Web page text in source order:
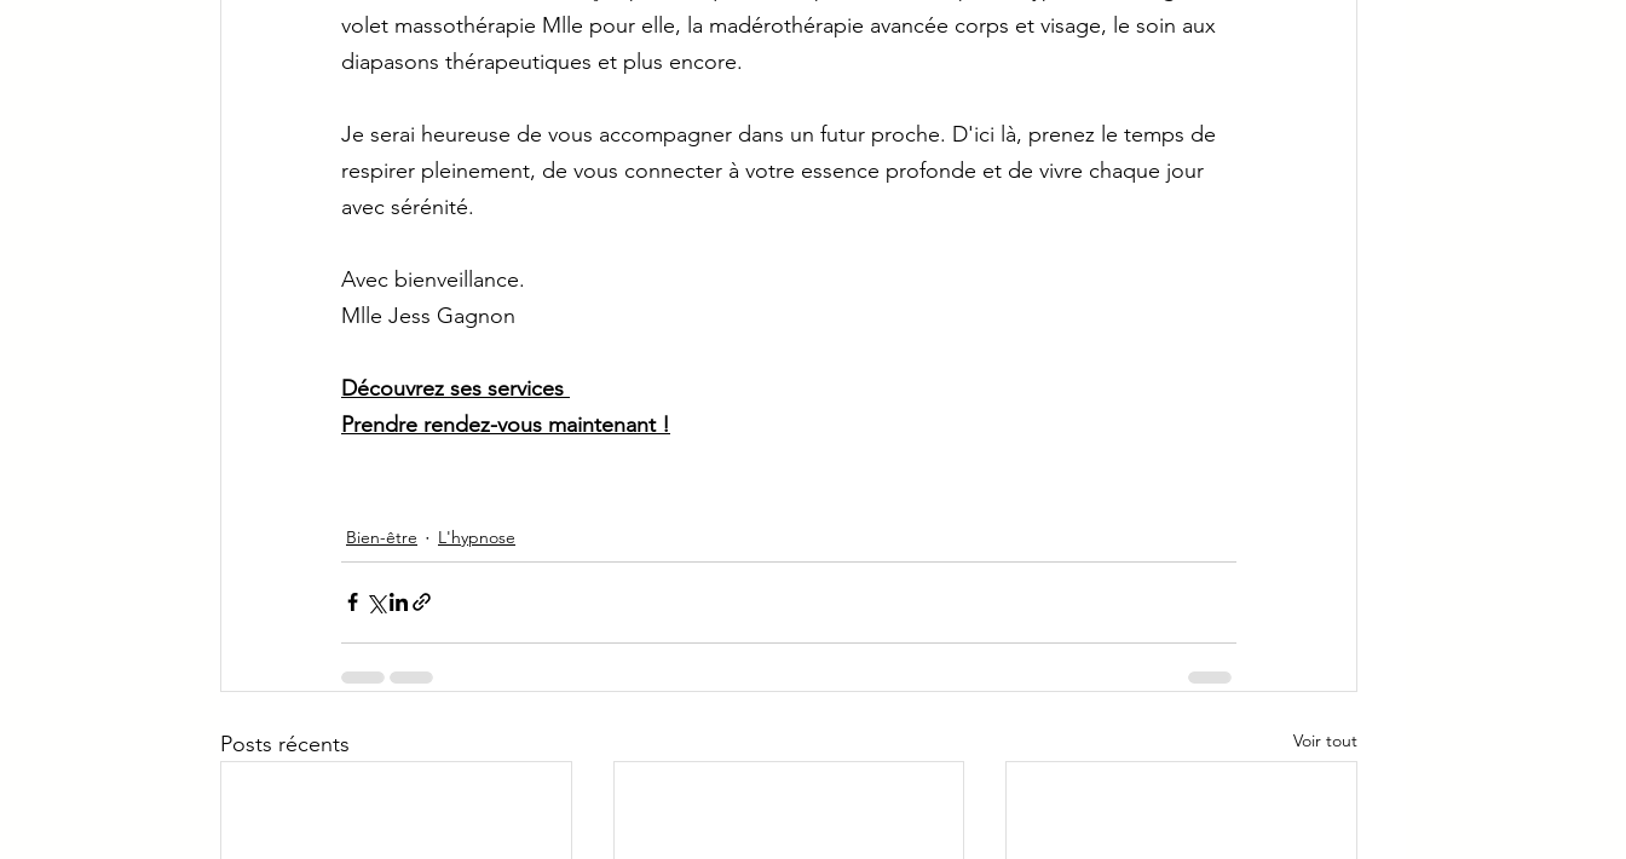
volet massothérapie Mlle pour elle, la madérothérapie avancée corps et visage, le soin aux
diapasons thérapeutiques et plus encore.
Je serai heureuse de vous accompagner dans un futur proche. D'ici là, prenez le temps de
respirer pleinement, de vous connecter à votre essence profonde et de vivre chaque jour
avec sérénité.
Avec bienveillance.
Mlle Jess Gagnon
Découvrez ses services
Prendre rendez-vous maintenant !
Bien-être L'hypnose
Posts récents Voir tout